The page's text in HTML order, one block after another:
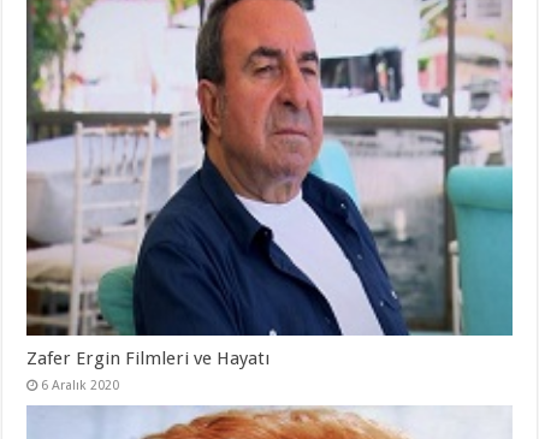
Zafer Ergin Filmleri ve Hayatı
6 Aralık 2020